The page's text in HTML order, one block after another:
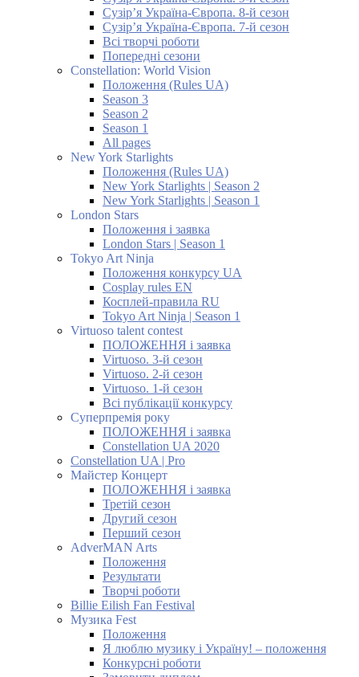
Сузір’я Україна-Європа. 8-й сезон
Сузір’я Україна-Європа. 7-й сезон
Всі творчі роботи
Попередні сезони
Constellation: World Vision
Положення (Rules UA)
Season 3
Season 2
Season 1
All pages
New York Starlights
Положення (Rules UA)
New York Starlights | Season 2
New York Starlights | Season 1
London Stars
Положення і заявка
London Stars | Season 1
Tokyo Art Ninja
Положення конкурсу UA
Cosplay rules EN
Косплей-правила RU
Tokyo Art Ninja | Season 1
Virtuoso talent contest
ПОЛОЖЕННЯ і заявка
Virtuoso. 3-й сезон
Virtuoso. 2-й сезон
Virtuoso. 1-й сезон
Всі публікації конкурсу
Суперпремія року
ПОЛОЖЕННЯ і заявка
Constellation UA 2020
Constellation UA | Pro
Майстер Концерт
ПОЛОЖЕННЯ і заявка
Третій сезон
Другий сезон
Перший сезон
AdverMAN Arts
Положення
Результати
Творчі роботи
Billie Eilish Fan Festival
Музика Fest
Положення
Я люблю музику і Україну! – положення
Конкурсні роботи